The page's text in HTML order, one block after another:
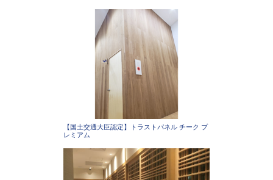
【国土交通大臣認定】トラストパネル チーク プ
レミアム